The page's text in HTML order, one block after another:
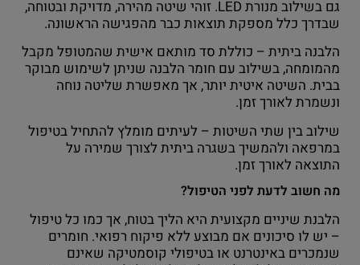
גם בשילוב מנורת LED. זוהי שיטה מהירה, מדויקת ובטוחה,
שבדרך כלל מספקת תוצאות כבר מהפגישה הראשונה.
הלבנה ביתית – כוללת סד מותאם אישית שהמטופל מקבל
מהמומחה, בשילוב עם חומר הלבנה שניתן לשימוש מבוקר
בבית. השיטה איטית יותר, אך מאפשרת שליטה נוחה
ונשמרת לאורך זמן.
שילוב בין שתי השיטות – לעיתים מומלץ להתחיל בטיפול
במרפאה ולהמשיך בשגרה ביתית לצורך שמירה על
התוצאה לאורך זמן.
מה חשוב לדעת לפני הטיפול?
הלבנת שיניים מקצועית היא הליך בטוח, אך כמו כל טיפול
– יש לו סיכונים אם מבוצע ללא פיקוח רפואי. חומרים
שנמכרים באינטרנט או בטיפולי קוסמטיקה שאינם